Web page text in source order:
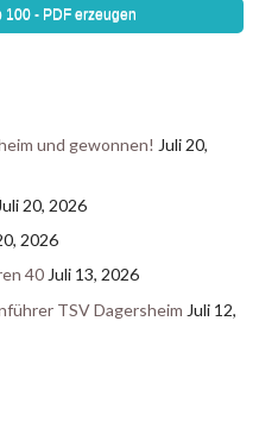
und gewonnen! Juli 20,
20, 2026
2026
40Juli 13, 2026
TSV Dagersheim Juli 12,